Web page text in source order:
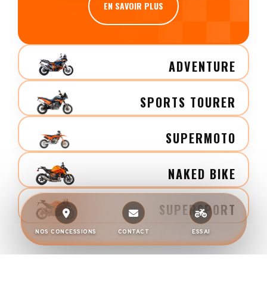
EN SAVOIR PLUS
ADVENTURE
SPORTS TOURER
SUPERMOTO
NAKED BIKE
SUPERSPORT
NOS CONCESSIONS CONTACT ESSAI